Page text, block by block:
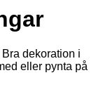
dekoration i
eller pynta på